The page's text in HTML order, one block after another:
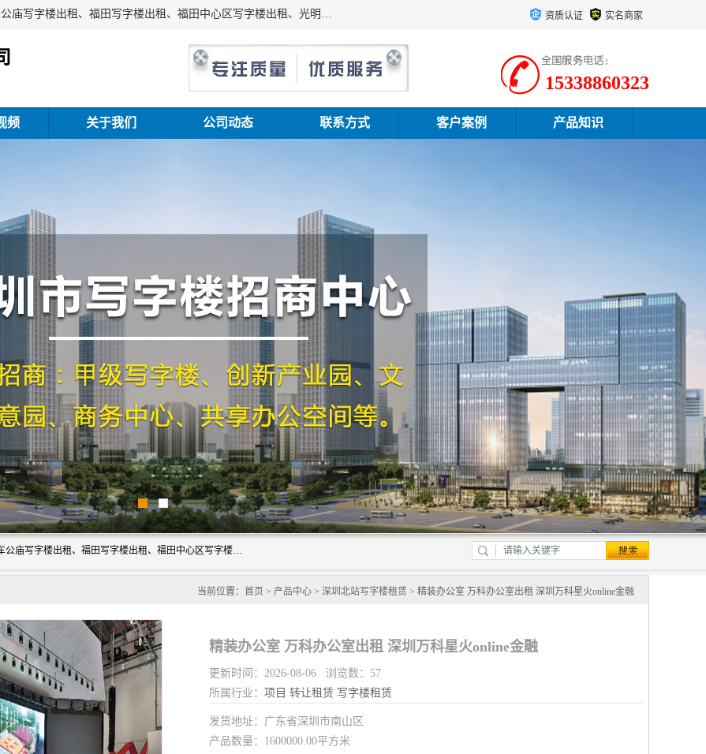
深圳鑫企通投资发展有限公司主营业务：宝安写字楼出租、车公庙写字楼出租、福田写字楼出租、福田中心区写字楼出租、光明写字楼出租、后海写字楼出租、科技园写字楼出租、南山写字楼出租等。公司专注为写字楼提供整体解决方案的化服务，依托于长期的写字楼线下运营经验和积累，以及丰富的互联网从业经验，拥有完善的服务架构体系、丰富的行业经验、与充分的销售资源。 资质认证 实名商家
15338860323
频 关于我们 公司动态 联系方式 客户案例 产品知识
深圳鑫企通投资发展有限公司主营业务：宝安写字楼出租、车公庙写字楼出租、福田写字楼出租、福田中心区写字楼出租、光明写字楼出租、后海写字楼出租、科技园写字楼出租、南山写字楼出租等。公司专注为写字楼提供整体解决方案的化服务，依托于长期的写字楼线下运营经验和积累，以及丰富的互联网从业经验，拥有完善的服务架构体系、丰富的行业经验、与充分的销售资源。
当前位置： 首页 > 产品中心 > 深圳北站写字楼租赁 > 精装办公室 万科办公室出租 深圳万科星火online金融
精装办公室 万科办公室出租 深圳万科星火online金融
更新时间：2026-08-06 浏览数：57
所属行业： 项目 转让租赁 写字楼租赁
发货地址：广东省深圳市南山区
产品数量：1600000.00平方米